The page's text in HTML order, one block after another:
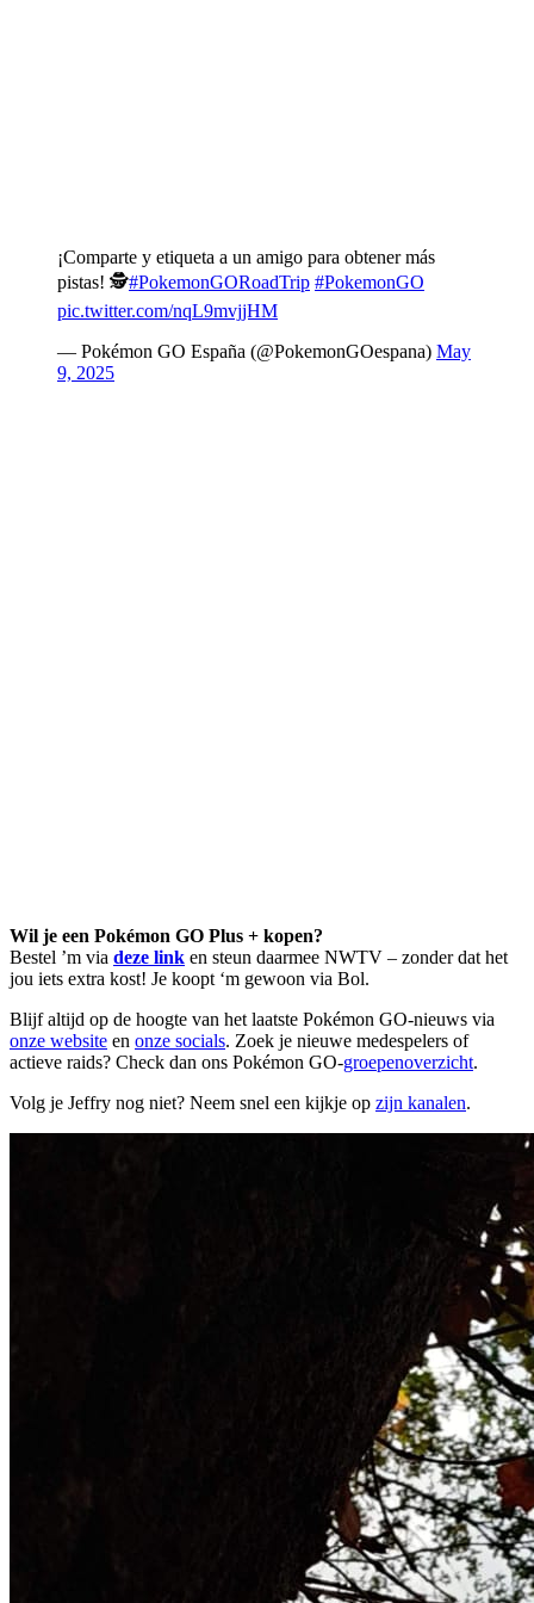
¡Comparte y etiqueta a un amigo para obtener más
pistas! 🕵#PokemonGORoadTrip #PokemonGO
pic.twitter.com/nqL9mvjjHM
— Pokémon GO España (@PokemonGOespana) May
9, 2025
Wil je een Pokémon GO Plus + kopen?
Bestel ’m via deze link en steun daarmee NWTV – zonder dat het
jou iets extra kost! Je koopt ‘m gewoon via Bol.
Blijf altijd op de hoogte van het laatste Pokémon GO-nieuws via
onze website en onze socials. Zoek je nieuwe medespelers of
actieve raids? Check dan ons Pokémon GO-groepenoverzicht.
Volg je Jeffry nog niet? Neem snel een kijkje op zijn kanalen.